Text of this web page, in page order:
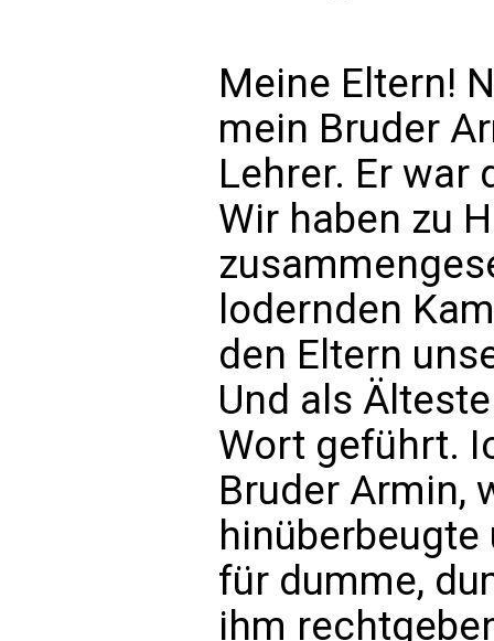
Meine Eltern!
mein Bruder
Lehrer. Er war
Wir haben zu
lodernden
den Eltern
Und als
Wort geführt.
Bruder Armin,
hinüberbeugte
für dumme,
ihm